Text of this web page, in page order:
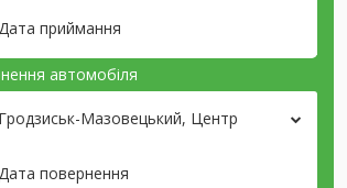
приймання
автомобіля
Гродзиськ-Мазовецький, Центр
повернення